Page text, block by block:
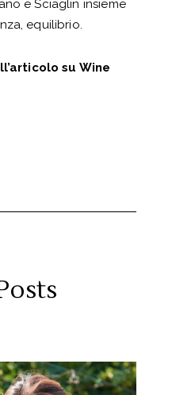
e Sciaglin insieme
equilibrio.
su Wine